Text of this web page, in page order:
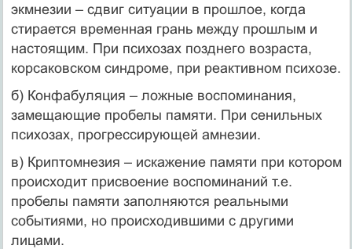
экмнезии – сдвиг ситуации в прошлое, когда
стирается временная грань между прошлым и
настоящим. При психозах позднего возраста,
корсаковском синдроме, при реактивном психозе.
б) Конфабуляция – ложные воспоминания,
замещающие пробелы памяти. При сенильных
психозах, прогрессирующей амнезии.
в) Криптомнезия – искажение памяти при котором
происходит присвоение воспоминаний т.е.
пробелы памяти заполняются реальными
событиями, но происходившими с другими
лицами.